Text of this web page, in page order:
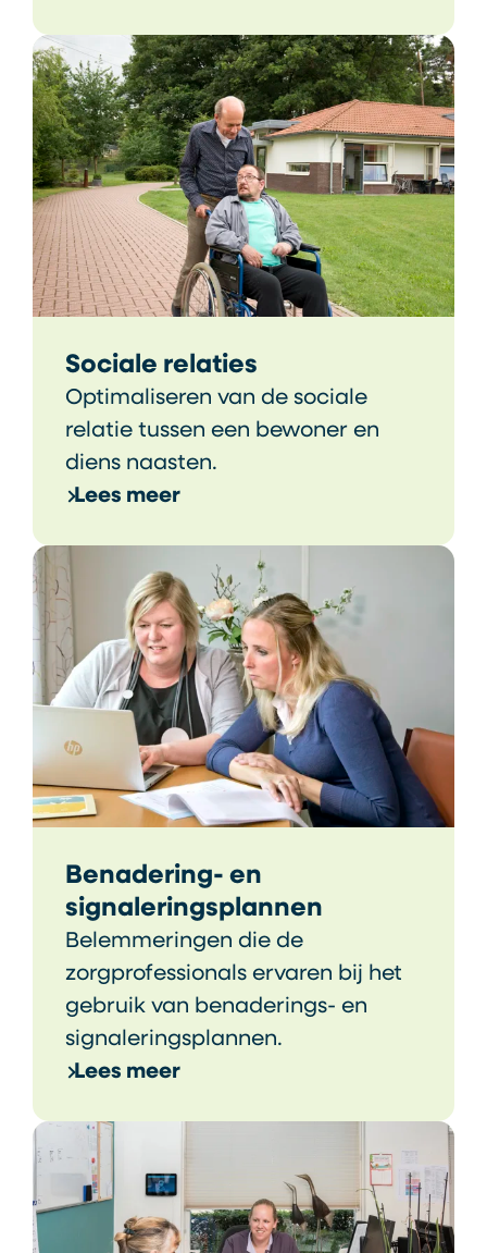
Sociale relaties
Optimaliseren van de sociale
relatie tussen een bewoner en
diens naasten.
Lees meer
Benadering- en
signaleringsplannen
Belemmeringen die de
zorgprofessionals ervaren bij het
gebruik van benaderings- en
signaleringsplannen.
Lees meer